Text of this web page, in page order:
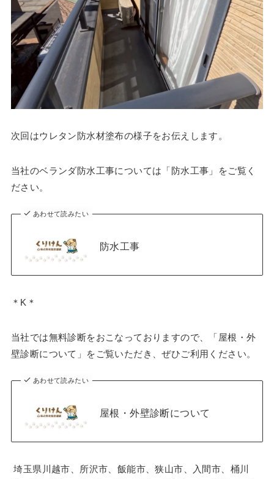
次回はウレタン防水材塗布の様子をお伝えします。
当社のベランダ防水工事については「防水工事」をご覧く
ださい。
あわせて読みたい
防水工事
＊K＊
当社では無料診断をおこなっておりますので、「屋根・外
壁診断について」をご覧いただき、ぜひご利用ください。
あわせて読みたい
屋根・外壁診断について
埼玉県川越市、所沢市、飯能市、狭山市、入間市、桶川